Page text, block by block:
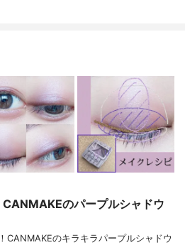
のパープルシャドウ
CANMAKEのキラキラパープルシャドウ